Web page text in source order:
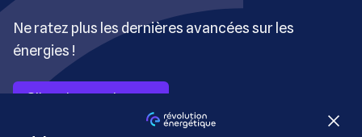
Ne ratez plus les dernières avancées sur les
énergies !
S’inscrire gratuitement